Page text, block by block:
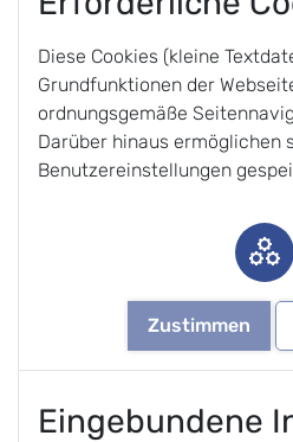
Diese Cookies (kleine
Grundfunktionen der
ordnungsgemäße
Darüber hinaus ermöglichen
Benutzereinstellungen
Zustimmen
Eingebundene